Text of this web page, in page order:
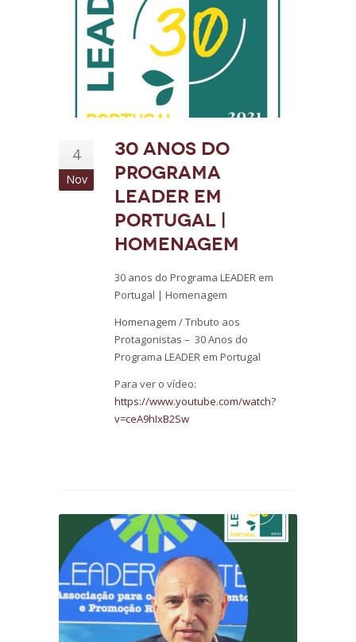
4
Nov
30 anos do
Programa
LEADER em
Portugal |
Homenagem
30 anos do Programa LEADER em
Portugal | Homenagem
Homenagem / Tributo aos
Protagonistas – 30 Anos do
Programa LEADER em Portugal
Para ver o vídeo:
https://www.youtube.com/watch?
v=ceA9hIxB2Sw